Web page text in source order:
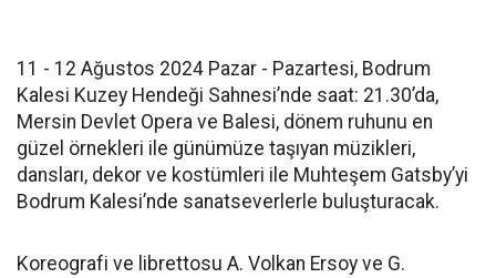
11 - 12 Ağustos 2024 Pazar - Pazartesi, Bodrum
Kalesi Kuzey Hendeği Sahnesi’nde saat: 21.30’da,
Mersin Devlet Opera ve Balesi, dönem ruhunu en
güzel örnekleri ile günümüze taşıyan müzikleri,
dansları, dekor ve kostümleri ile Muhteşem Gatsby’yi
Bodrum Kalesi’nde sanatseverlerle buluşturacak.
Koreografi ve librettosu A. Volkan Ersoy ve G.